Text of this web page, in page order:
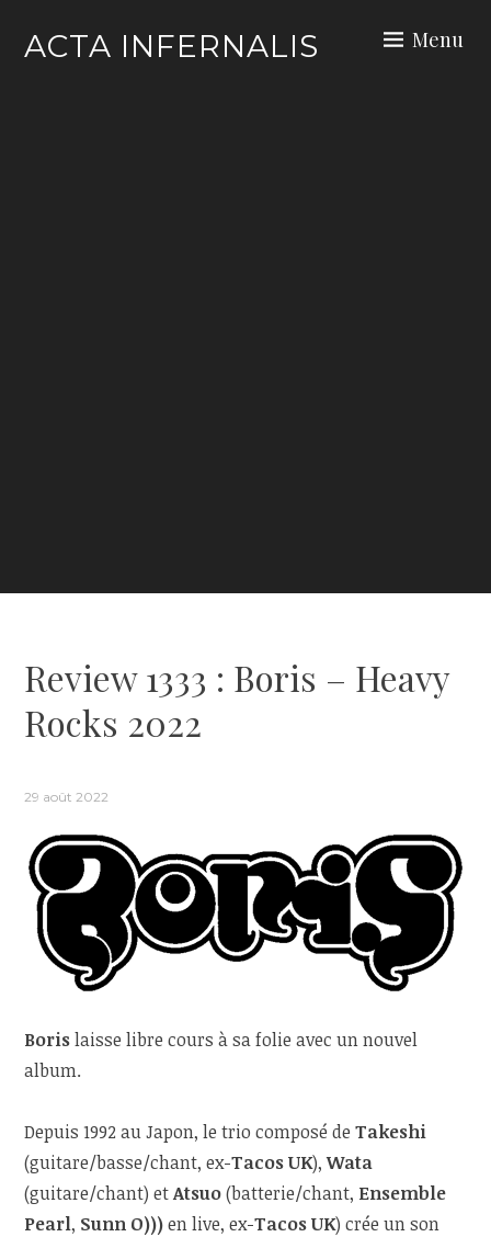
ACTA INFERNALIS Menu
Review 1333 : Boris – Heavy
Rocks 2022
29 août 2022
Borislaisse libre cours à sa folie avec un nouvel
album.
Depuis 1992 au Japon, le trio composé deTakeshi
(guitare/basse/chant, ex-Tacos UK),Wata
(guitare/chant) etAtsuo(batterie/chant, Ensemble
Pearl, Sunn O)))en live, ex-Tacos UK) crée un son